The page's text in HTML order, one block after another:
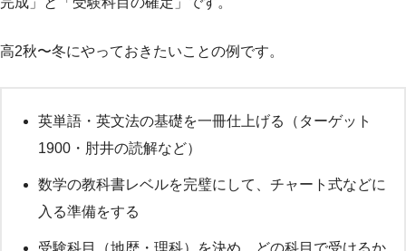
高2秋〜冬にやっておきたいことの例です。
英単語・英文法の基礎を一冊仕上げる（ターゲット
1900・肘井の読解など）
数学の教科書レベルを完璧にして、チャート式などに
入る準備をする
受験科目（地歴・理科）を決め、どの科目で受けるか